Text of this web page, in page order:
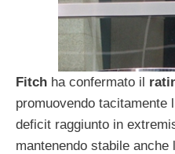
Fitch ha confermato il
promuovendo tacitamente
deficit raggiunto in
mantenendo stabile anche